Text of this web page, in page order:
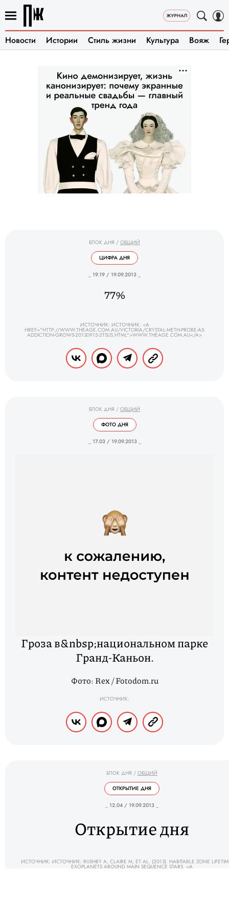
Новости Истории Стиль жизни Культура Вояж
БЛОК ДНЯ / ОБЩИЙ
ЦИФРА ДНЯ
_ 19.19 / 19.09.2013 _
77%
ИСТОЧНИК: ИСТОЧНИК: <A
HREF="HTTP://WWW.THEAGE.COM.AU/VICTORIA/CRYSTAL-METH-PROBE-AS-
ADDICTION-GROWS-20130915-2TSUS.HTML">WWW.THEAGE.COM.AU</A>
БЛОК ДНЯ / ОБЩИЙ
ФОТО ДНЯ
_ 17.03 / 19.09.2013 _
Гроза в&nbsp;национальном парке
Гранд-Каньон.
Фото: Rex / Fotodom.ru
ИСТОЧНИК:
БЛОК ДНЯ / ОБЩИЙ
ОТКРЫТИЕ ДНЯ
_ 12.04 / 19.09.2013 _
Открытие дня
ИСТОЧНИК: ИСТОЧНИК: RUSHBY A, CLAIRE M, ET AL. (2013). HABITABLE ZONE
EXOPLANETS AROUND MAIN SEQUENCE STARS. <A